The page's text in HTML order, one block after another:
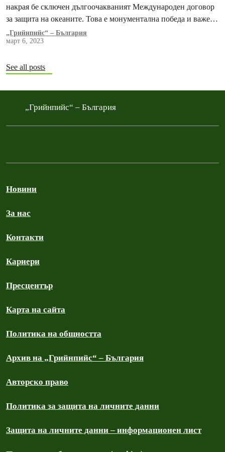
накрая бе сключен дългоочакваният Международен договор
за защита на океаните. Това е монументална победа и важен
знак, че сътрудничеството между различните държави все
още работи в един все по-разделен свят.
„Грийнпийс“ – България
март 6, 2023
See all posts
„Грийнпийс“ – България
Новини
За нас
Контакти
Кариери
Пресцентър
Карта на сайта
Политика на общността
Архив на „Грийнпийс“ – България
Авторско право
Политика за защита на личните данни
Защита на личните данни – информационен лист